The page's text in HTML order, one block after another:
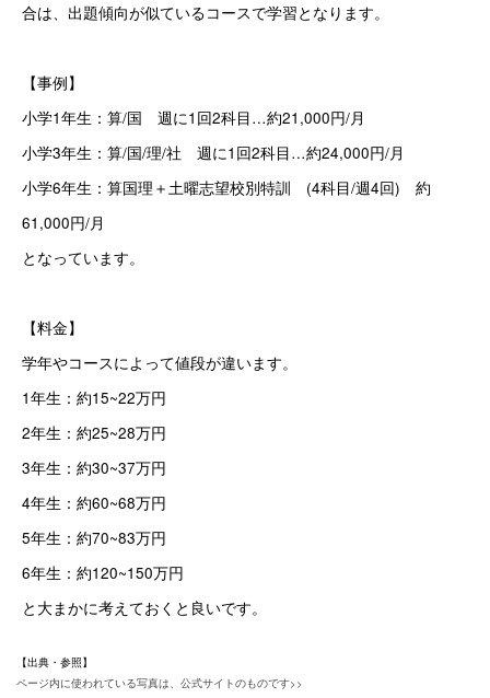
合は、出題傾向が似ているコースで学習となります。
【事例】
小学1年生：算/国　週に1回2科目…約21,000円/月
小学3年生：算/国/理/社　週に1回2科目…約24,000円/月
小学6年生：算国理＋土曜志望校別特訓　(4科目/週4回)　約
61,000円/月
となっています。
【料金】
学年やコースによって値段が違います。
1年生：約15~22万円
2年生：約25~28万円
3年生：約30~37万円
4年生：約60~68万円
5年生：約70~83万円
6年生：約120~150万円
と大まかに考えておくと良いです。
【出典・参照】
ページ内に使われている写真は、公式サイトのものです>>